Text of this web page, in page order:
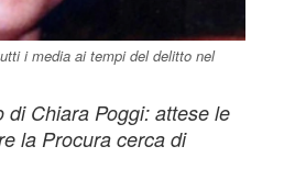
i media ai tempi del delitto nel
Chiara Poggi: attese le
la Procura cerca di